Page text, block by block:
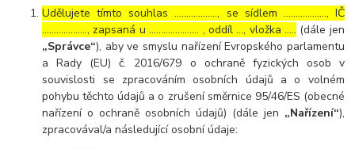
Udělujete tímto souhlas ……………..., se sídlem ………………, IČ
………………., zapsaná u ………………… , oddíl …, vložka ….. (dále jen
„Správce“), aby ve smyslu nařízení Evropského parlamentu
a Rady (EU) č. 2016/679 o ochraně fyzických osob v
souvislosti se zpracováním osobních údajů a o volném
pohybu těchto údajů a o zrušení směrnice 95/46/ES (obecné
nařízení o ochraně osobních údajů) (dále jen „Nařízení“),
zpracovával/a následující osobní údaje: